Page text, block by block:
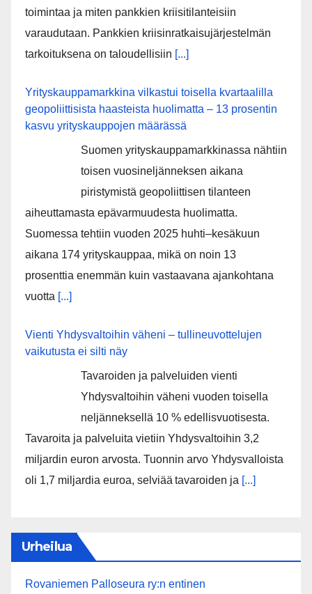
toimintaa ja miten pankkien kriisitilanteisiin
varaudutaan. Pankkien kriisinratkaisujärjestelmän
tarkoituksena on taloudellisiin [...]
Yrityskauppamarkkina vilkastui toisella kvartaalilla
geopoliittisista haasteista huolimatta – 13 prosentin
kasvu yrityskauppojen määrässä
Suomen yrityskauppamarkkinassa nähtiin
toisen vuosineljänneksen aikana
piristymistä geopoliittisen tilanteen
aiheuttamasta epävarmuudesta huolimatta.
Suomessa tehtiin vuoden 2025 huhti–kesäkuun
aikana 174 yrityskauppaa, mikä on noin 13
prosenttia enemmän kuin vastaavana ajankohtana
vuotta [...]
Vienti Yhdysvaltoihin väheni – tullineuvottelujen
vaikutusta ei silti näy
Tavaroiden ja palveluiden vienti
Yhdysvaltoihin väheni vuoden toisella
neljänneksellä 10 % edellisvuotisesta.
Tavaroita ja palveluita vietiin Yhdysvaltoihin 3,2
miljardin euron arvosta. Tuonnin arvo Yhdysvalloista
oli 1,7 miljardia euroa, selviää tavaroiden ja [...]
Urheilua
Rovaniemen Palloseura ry:n entinen